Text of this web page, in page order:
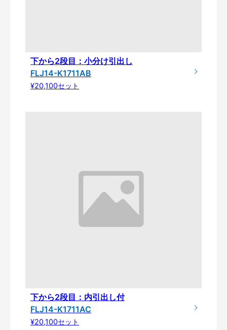
下から2段目：小分け引出し
FLJ14-K1711AB
¥20,100セット
下から2段目：内引出し付
FLJ14-K1711AC
¥20,100セット